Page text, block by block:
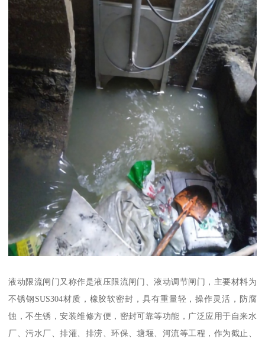
液动限流闸门又称作是液压限流闸门、液动调节闸门，主要材料为
不锈钢SUS304材质，橡胶软密封，具有重量轻，操作灵活，防腐
蚀，不生锈，安装维修方便，密封可靠等功能，广泛应用于自来水
厂、污水厂、排灌、排涝、环保、塘堰、河流等工程，作为截止、